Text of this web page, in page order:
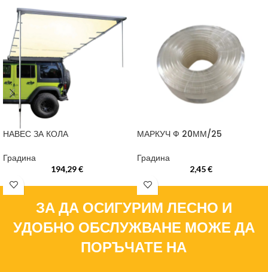
НАВЕС ЗА КОЛА
Градина
194,29€
МАРКУЧ Ф 20ММ/25
Градина
2,45€
ЗА ДА ОСИГУРИМ ЛЕСНО И
УДОБНО ОБСЛУЖВАНЕ МОЖЕ ДА
ПОРЪЧАТЕ НА